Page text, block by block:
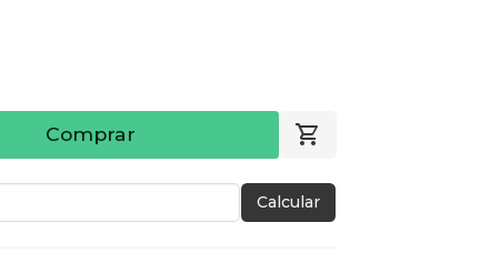
Comprar
Calcular